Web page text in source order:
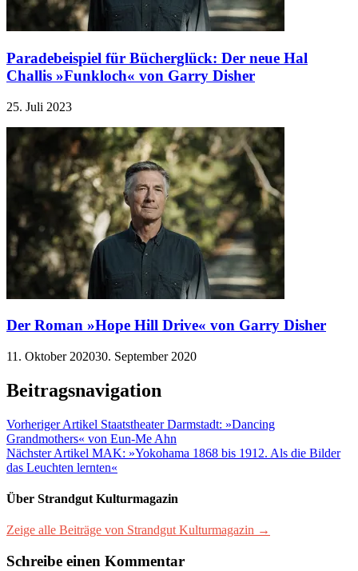
Paradebeispiel für Bücherglück: Der neue Hal
Challis »Funkloch« von Garry Disher
25. Juli 2023
Der Roman »Hope Hill Drive« von Garry Disher
11. Oktober 202030. September 2020
Beitragsnavigation
Vorheriger Artikel Staatstheater Darmstadt: »Dancing
Grandmothers« von Eun-Me Ahn
Nächster Artikel MAK: »Yokohama 1868 bis 1912. Als die Bilder
das Leuchten lernten«
Über Strandgut Kulturmagazin
Zeige alle Beiträge von Strandgut Kulturmagazin →
Schreibe einen Kommentar